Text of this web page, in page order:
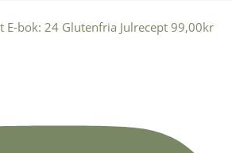
E-bok: 24 Glutenfria Julrecept 99,00kr